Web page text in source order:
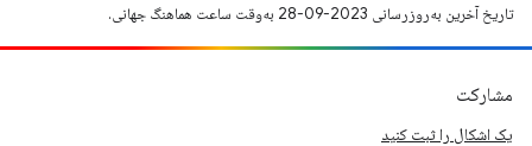
تاریخ آخرین به‌روزرسانی 2023-09-28 به‌وقت ساعت هماهنگ جهانی.
مشارکت
یک اشکال را ثبت کنید